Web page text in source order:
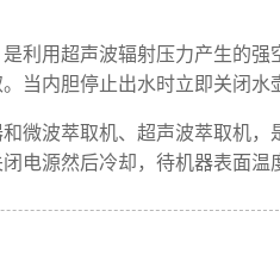
利用超声波辐射压力产生的
当内胆停止出水时立即关闭水
微波萃取机、超声波萃取机
电源然后冷却，待机器表面温